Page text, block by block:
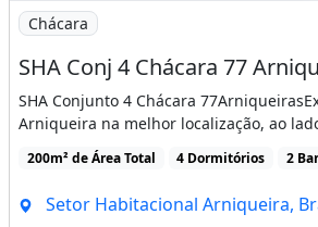
Imagem: SHA Conj 4 Chácara 77
Chácara
SHA Conjunto 4 Chácara
Arniqueira na melhor localização, ao
200m² de Área Total 4 Dormitórios 2
Setor Habitacional Arniqueira,